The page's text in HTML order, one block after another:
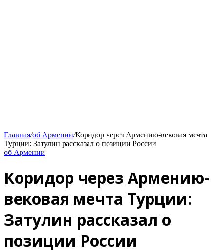
Главная/об Армении/Коридор через Армению-вековая мечта
Турции: Затулин рассказал о позиции России
об Армении
Коридор через Армению-
вековая мечта Турции:
Затулин рассказал о
позиции России